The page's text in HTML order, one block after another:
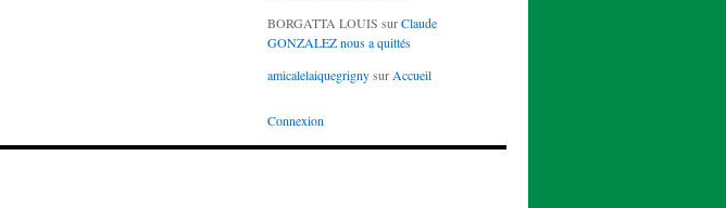
BORGATTA LOUIS surClaude
GONZALEZ nous a quittés
amicalelaiquegrignysur Accueil
Connexion